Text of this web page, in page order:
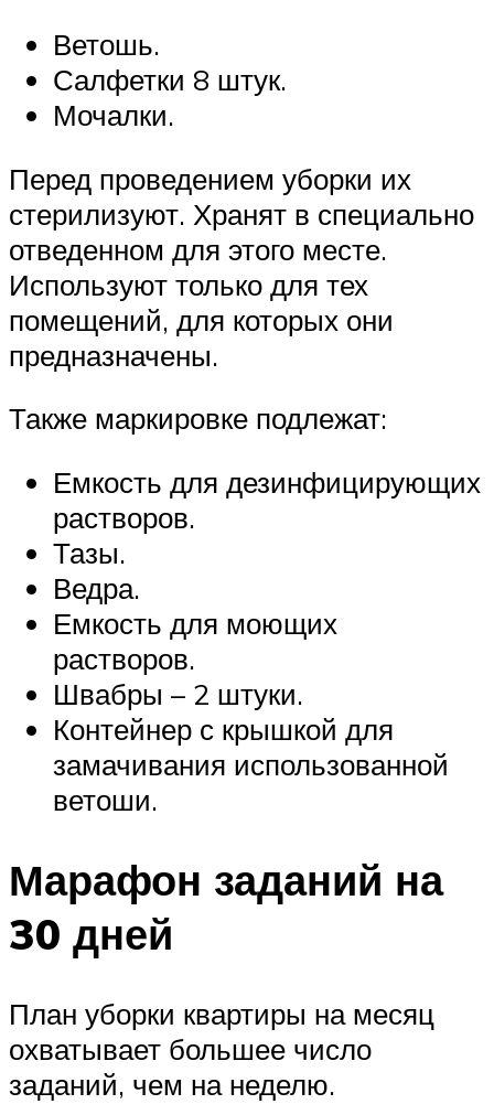
Ветошь.
Салфетки 8 штук.
Мочалки.
Перед проведением уборки их
стерилизуют. Хранят в специально
отведенном для этого месте.
Используют только для тех
помещений, для которых они
предназначены.
Также маркировке подлежат:
Емкость для дезинфицирующих
растворов.
Тазы.
Ведра.
Емкость для моющих
растворов.
Швабры – 2 штуки.
Контейнер с крышкой для
замачивания использованной
ветоши.
Марафон заданий на
30 дней
План уборки квартиры на месяц
охватывает большее число
заданий, чем на неделю.